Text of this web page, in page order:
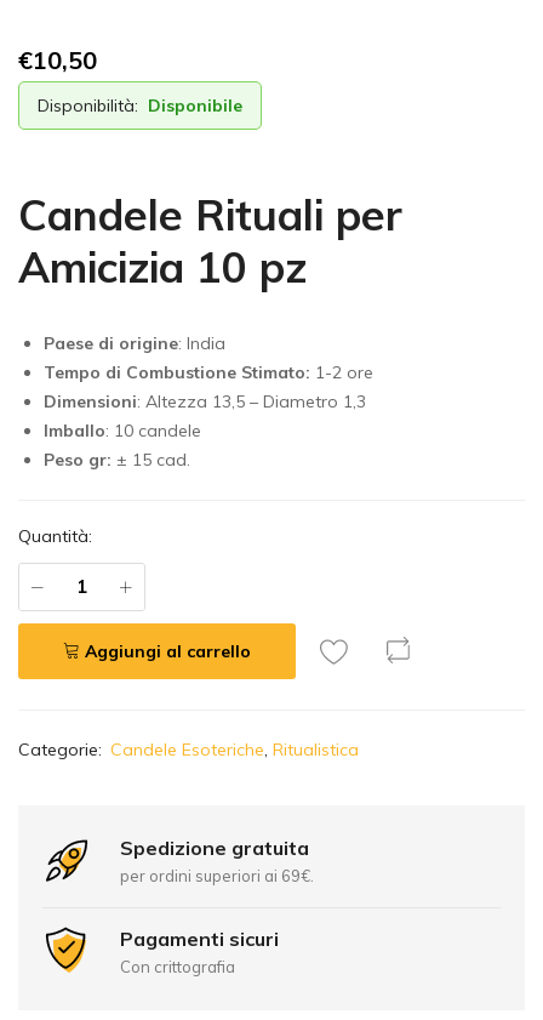
€10,50
Disponibilità: Disponibile
Candele Rituali per
Amicizia 10 pz
Paese di origine: India
Tempo di Combustione Stimato: 1-2 ore
Dimensioni: Altezza 13,5 – Diametro 1,3
Imballo: 10 candele
Peso gr: ± 15 cad.
Quantità:
Aggiungi al carrello
lCategorie: Candele Esoteriche, Ritualistica
Spedizione gratuita
per ordini superiori ai 69€.
Pagamenti sicuri
Con crittografia